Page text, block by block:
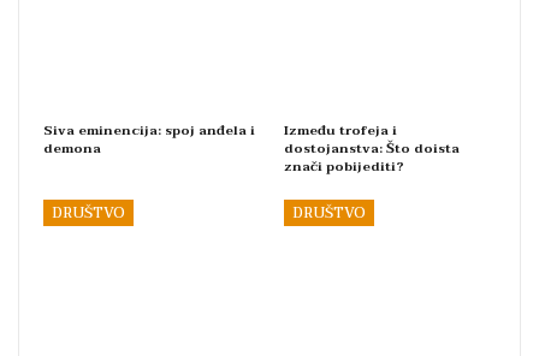
Siva eminencija: spoj anđela i
demona
Između trofeja i
dostojanstva: Što doista
znači pobijediti?
DRUŠTVO DRUŠTVO